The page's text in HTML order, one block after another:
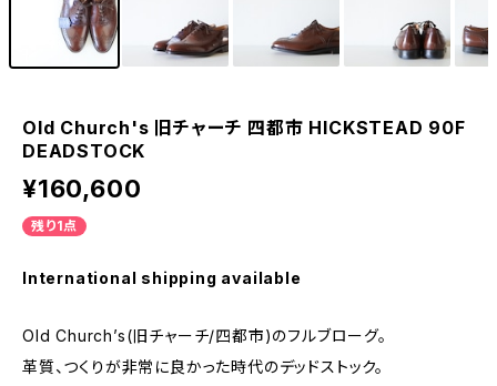
Old Church's 旧チャーチ 四都市 HICKSTEAD 90F
DEADSTOCK
¥160,600
残り1点
International shipping available
Old Church’s(旧チャーチ/四都市)のフルブローグ。
革質、つくりが非常に良かった時代のデッドストック。